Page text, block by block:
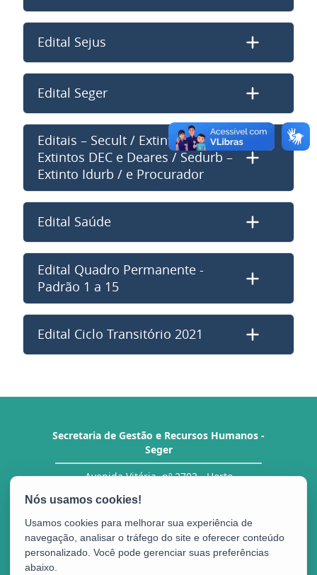
Edital Sejus
Edital Seger
Editais – Secult / Extinta Fafabes /
Extintos DEC e Deares / Sedurb –
Extinto Idurb / e Procurador
Edital Saúde
Edital Quadro Permanente -
Padrão 1 a 15
Edital Ciclo Transitório 2021
Secretaria de Gestão e Recursos Humanos -
Seger
Avenida Vitória, nº 2703 - Horto
Tel.: Central de Atendimento ao Servidor (CAS)
27 3636-5292/ 5293
Usamos cookies para melhorar sua experiência de
navegação, analisar o tráfego do site e oferecer conteúdo
personalizado. Você pode gerenciar suas preferências
abaixo.